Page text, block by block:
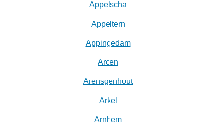
Appelscha
Appeltern
Appingedam
Arcen
Arensgenhout
Arkel
Arnhem